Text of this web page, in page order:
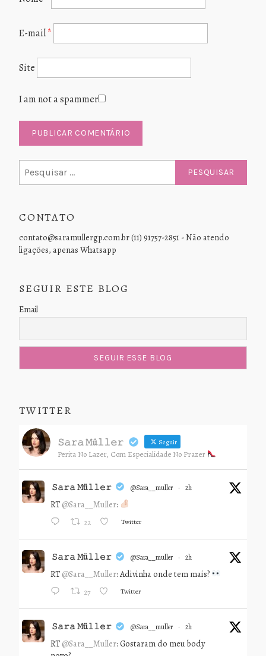
E-mail*
Site
I am not a spammer
por:
CONTATO
contato@saramullergp.com.br (11) 91757-2851 - Não atendo
ligações, apenas Whatsapp
SEGUIR ESTE BLOG
Email
TWITTER
𝚂𝚊𝚛𝚊 𝙼ü𝚕𝚕𝚎𝚛 Seguir
Perita No Lazer, Com Especialidade No Prazer
𝚂𝚊𝚛𝚊 𝙼ü𝚕𝚕𝚎𝚛 @sara__muller · 2h
RT @Sara__Muller:
22 Twitter
𝚂𝚊𝚛𝚊 𝙼ü𝚕𝚕𝚎𝚛 @sara__muller · 2h
RT @Sara__Muller: Adivinha onde tem mais?
27 Twitter
𝚂𝚊𝚛𝚊 𝙼ü𝚕𝚕𝚎𝚛 @sara__muller · 2h
RT @Sara__Muller: Gostaram do meu body